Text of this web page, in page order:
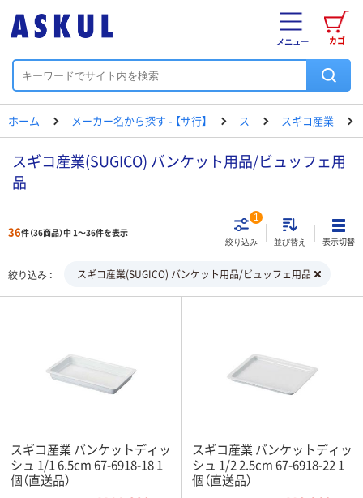
カゴ
メニュー
ホーム メーカー名から探す - 【サ行】 ス スギコ産業
スギコ産業(SUGICO) バンケット用品/ビュッフェ用
品
36件（36商品）中 1～36件を表示
絞り込み
1
並び替え 表示切替
絞り込み スギコ産業(SUGICO) バンケット用品/ビュッフェ用品
スギコ産業 バンケットディッ
シュ 1/1 6.5cm 67-6918-18 1
個（直送品）
スギコ産業 バンケットディッ
シュ 1/2 2.5cm 67-6918-22 1
個（直送品）